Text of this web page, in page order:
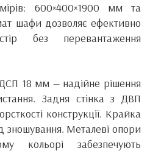
600×400×1900 мм та
шафи дозволяє ефективно
без перевантаження
18 мм — надійне рішення
Задня стінка з ДВП
конструкції. Крайка
зношування. Металеві опори
забезпечують